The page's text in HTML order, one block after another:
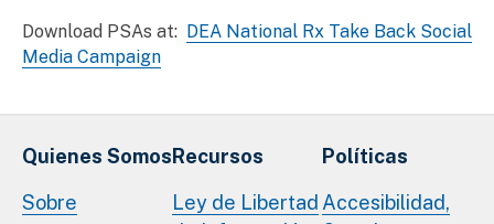
Download PSAs at: DEA National Rx Take Back Social
Media Campaign
Quienes Somos
Sobre
Recursos
Ley de Libertad
Políticas
Accesibilidad,